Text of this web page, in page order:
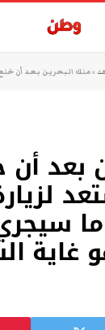
»ملك البحرين بعد أن خلع سرواله يستعد لزيارة
بعد أن
ما
غاية